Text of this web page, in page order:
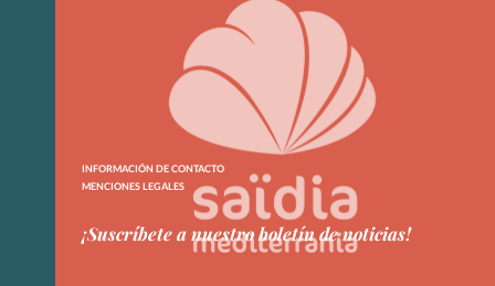
INFORMACIÓN DE CONTACTO
MENCIONES LEGALES
¡Suscríbete a nuestro boletín de noticias!